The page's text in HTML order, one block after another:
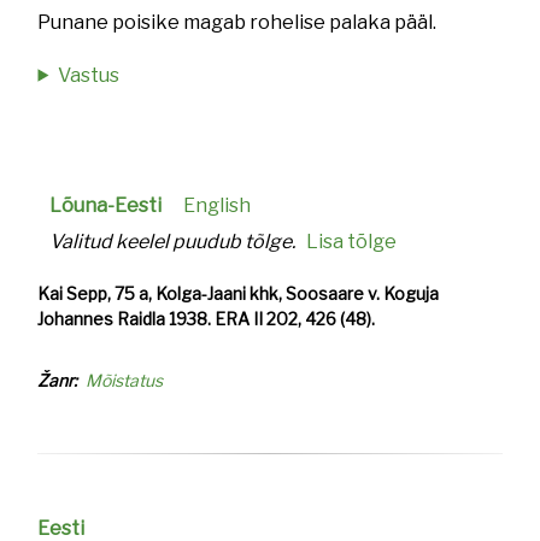
Punane poisike magab rohelise palaka pääl.
Vastus
Lõuna-Eesti
English
Valitud keelel puudub tõlge. Lisa tõlge
Kai Sepp, 75 a, Kolga-Jaani khk, Soosaare v. Koguja
Johannes Raidla 1938. ERA II 202, 426 (48).
Žanr Mõistatus
Eesti